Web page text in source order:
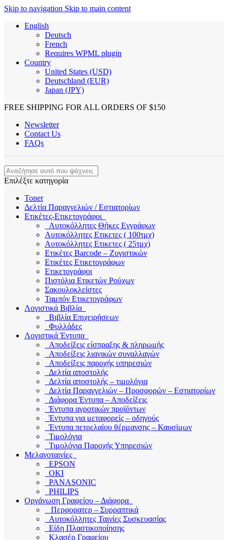
Skip to navigation Skip to main content
English
Deutsch
French
Requires WPML plugin
Country
United States (USD)
Deutschland (EUR)
Japan (JPY)
FREE SHIPPING FOR ALL ORDERS OF $150
Newsletter
Contact Us
FAQs
Επιλέξτε κατηγορία
Toner
Δελτία Παραγγελιών / Εστιατορίων
Ετικέτες-Ετικετογράφοι
Αυτοκόλλητες Θήκες Εγγράφων
Αυτοκόλλητες Ετικετες ( 100τμχ)
Αυτοκόλλητες Ετικετες ( 25τμχ)
Ετικέτες Barcode – Ζυγιστικών
Ετικέτες Ετικετογράφων
Ετικετογράφοι
Πιστόλια Ετικετών Ρούχων
Σακουλοκλείστες
Ταμπόν Ετικετογράφων
Λογιστικά Βιβλία
Βιβλία Επιχειρήσεων
Φυλλάδες
Λογιστικά Έντυπα
Αποδείξεις είσπραξης & πληρωμής
Αποδείξεις λιανικών συναλλαγών
Αποδείξεις παροχής υπηρεσιών
Δελτία αποστολής
Δελτία αποστολής – τιμολόγια
Δελτία Παραγγελιών – Προσφορών – Εστιατορίων
Διάφορα Έντυπα – Αποδείξεις
Έντυπα αγροτικών προϊόντων
Έντυπα για μεταφορείς – οδηγούς
Έντυπα πετρελαίου θέρμανσης – Καυσίμων
Τιμολόγια
Τιμολόγια Παροχής Υπηρεσιών
Μελανοταινίες
EPSON
OKI
PANASONIC
PHILIPS
Οργάνωση Γραφείου – Διάφορα
Περφορατερ – Συρραπτικά
Αυτοκόλλητες Ταινίες Συσκευασίας
Είδη Πλαστικοποίησης
Κλασέρ Γραφείου